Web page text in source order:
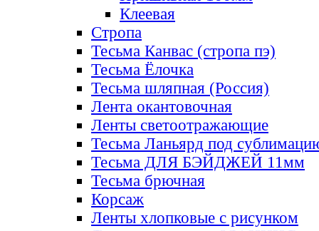
Клеевая
Стропа
Тесьма Канвас (стропа пэ)
Тесьма Ёлочка
Тесьма шляпная (Россия)
Лента окантовочная
Ленты светоотражающие
Тесьма Ланьярд под
Тесьма ДЛЯ БЭЙДЖЕЙ 11мм
Тесьма брючная
Корсаж
Ленты хлопковые с рисунком